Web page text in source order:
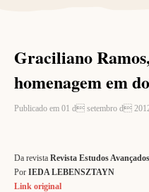
Graciliano
homenagem em
Publicado em 01 d setembro d
Da revista Revista Estudos
Por IEDA LEBENSZTAYN
Link original